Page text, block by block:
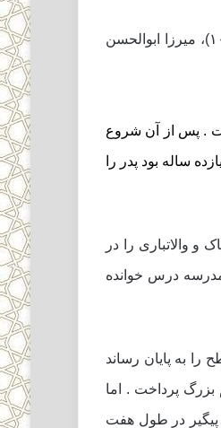
از این خاندان در طول تاریخ عالمان بزرگ برخاسته اند از جمله امیر فضل الله بن محب جالله حسینى (متوفاى ۱۰۴۳)، سید حکیم دستغیب (متوفاى ۱۰۷۷)، میرزا ابوالحسن
. پس از آن شروع
هاى پدرانه و استادانه اش بهره برد. در سال ۱۳۴۲ ق . در حالى که یازده ساله بود پدر را
والاتبارى را در
درس خوانده
را به پایان رساند
۲۵ سالگى ) به مبارزه با این تهاجم بزرگ پرداخت . اما
با تلاش پیگیر در طول هفت